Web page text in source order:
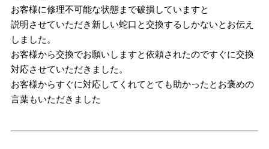
お客様に修理不可能な状態まで破損していますと
説明させていただき新しい蛇口と交換するしかないとお伝え
しました。
お客様から交換でお願いしますと依頼されたのですぐに交換
対応させていただきました。
お客様からすぐに対応してくれてとても助かったとお褒めの
言葉もいただきました